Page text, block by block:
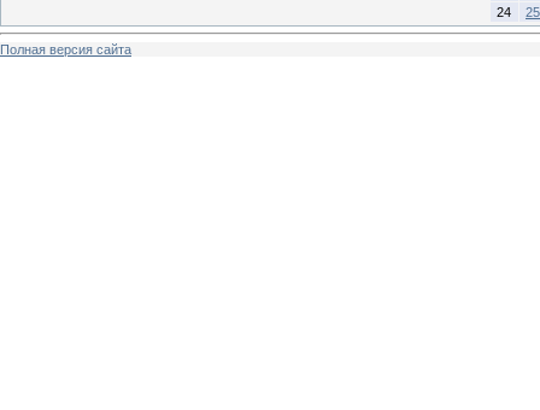
24
25
Полная версия сайта